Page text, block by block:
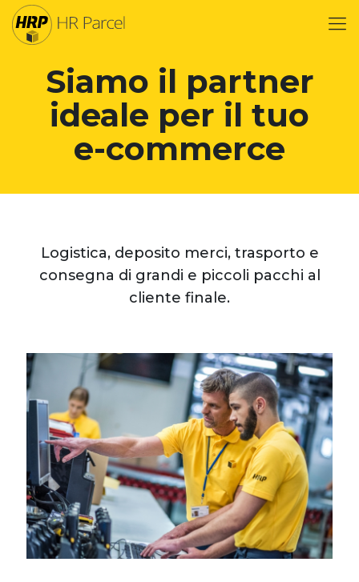
Siamo il partner
ideale per il tuo
e-commerce
Logistica, deposito merci, trasporto e
consegna di grandi e piccoli pacchi al
cliente finale.